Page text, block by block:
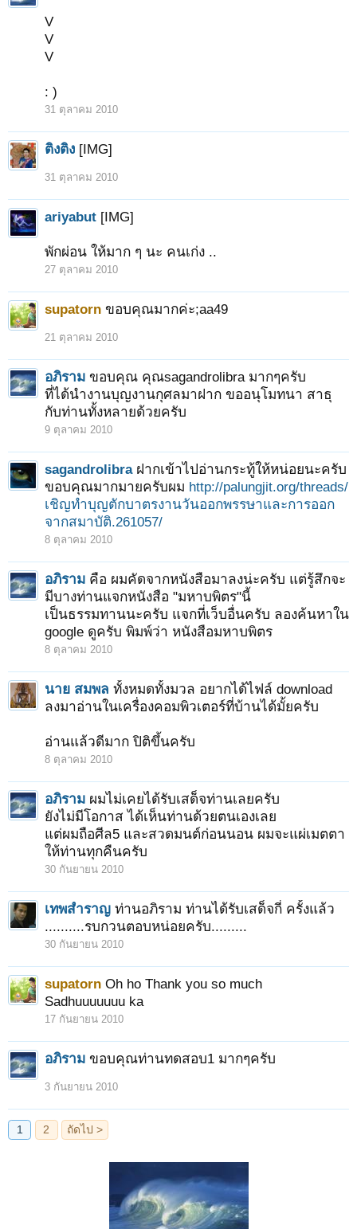
V
V
V
: )
31 ตุลาคม 2010
ติงติง [IMG]
31 ตุลาคม 2010
ariyabut [IMG]
พักผ่อน ให้มาก ๆ นะ คนเก่ง ..
27 ตุลาคม 2010
supatorn ขอบคุณมากค่ะ;aa49
21 ตุลาคม 2010
อภิราม ขอบคุณ คุณsagandrolibra มากๆครับ
ที่ได้นำงานบุญงานกุศลมาฝาก ขออนุโมทนา สาธุ
กับท่านทั้งหลายด้วยครับ
9 ตุลาคม 2010
sagandrolibra ฝากเข้าไปอ่านกระทู้ให้หน่อยนะครับ
ขอบคุณมากมายครับผม http://palungjit.org/threads/
เชิญทำบุญตักบาตรงานวันออกพรรษาและการออก
จากสมาบัติ.261057/
8 ตุลาคม 2010
อภิราม คือ ผมคัดจากหนังสือมาลงน่ะครับ แต่รู้สึกจะ
มีบางท่านแจกหนังสือ "มหาบพิตร"นี้
เป็นธรรมทานนะครับ แจกที่เว็บอื่นครับ ลองค้นหาใน
google ดูครับ พิมพ์ว่า หนังสือมหาบพิตร
8 ตุลาคม 2010
นาย สมพล ทั้งหมดทั้งมวล อยากได้ไฟล์ download
ลงมาอ่านในเครื่องคอมพิวเตอร์ที่บ้านได้มั้ยครับ
อ่านแล้วดีมาก ปิติขึ้นครับ
8 ตุลาคม 2010
อภิราม ผมไม่เคยได้รับเสด็จท่านเลยครับ
ยังไม่มีโอกาส ได้เห็นท่านด้วยตนเองเลย
แต่ผมถือศีล5 และสวดมนต์ก่อนนอน ผมจะแผ่เมตตา
ให้ท่านทุกคืนครับ
30 กันยายน 2010
เทพสำราญ ท่านอภิราม ท่านได้รับเสด็จกี่ ครั้งแล้ว
..........รบกวนตอบหน่อยครับ.........
30 กันยายน 2010
supatorn Oh ho Thank you so much
Sadhuuuuuuu ka
17 กันยายน 2010
อภิราม ขอบคุณท่านทดสอบ1 มากๆครับ
3 กันยายน 2010
1 2 ถัดไป >